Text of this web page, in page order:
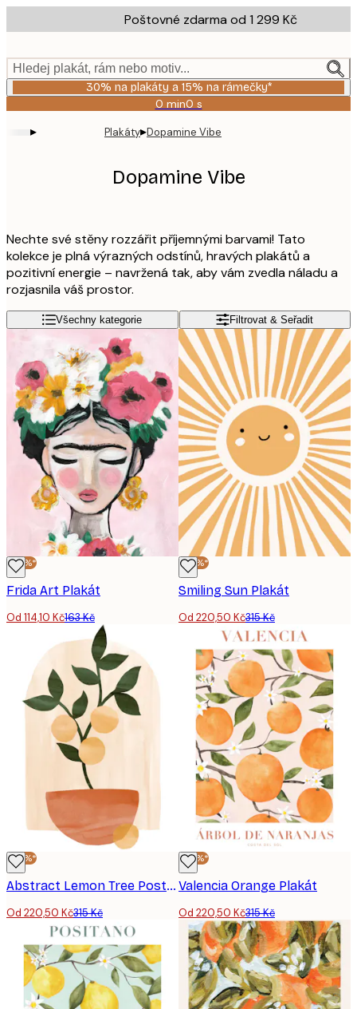
to
content.
Poštovné zdarma od 1 299 Kč
Hledej plakát, rám nebo motiv...
30% na plakáty a 15% na rámečky*
0 min0 s
Platné
do:
2026-
06
▸ Plakáty▸Dopamine Vibe
Dopamine Vibe
Nechte své stěny rozzářit příjemnými barvami! Tato
kolekce je plná výrazných odstínů, hravých plakátů a
pozitivní energie – navržená tak, aby vám zvedla náladu a
rozjasnila váš prostor.
Všechny kategorie Filtrovat & Seřadit
-30%*
Frida Art Plakát
Od 114,10 Kč163 Kč
-30%*
Smiling Sun Plakát
Od 220,50 Kč315 Kč
-30%*
Abstract Lemon Tree Poster
Od 220,50 Kč315 Kč
-30%*
Valencia Orange Plakát
Od 220,50 Kč315 Kč